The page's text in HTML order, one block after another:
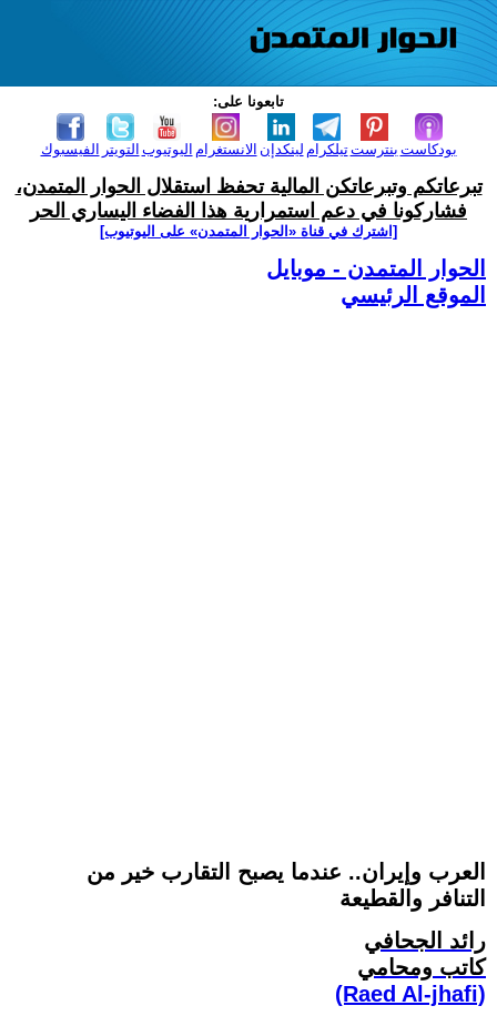
تابعونا على:
الفيسبوك التويتر اليوتيوب الانستغرام لينكدإن تيلكرامبنترست بودكاست
تبرعاتكم وتبرعاتكن المالية تحفظ استقلال الحوار المتمدن،
فشاركونا في دعم استمرارية هذا الفضاء اليساري الحر
[اشترك في قناة ‫«الحوار المتمدن» على اليوتيوب]
الحوار المتمدن - موبايل
الموقع الرئيسي
العرب وإيران.. عندما يصبح التقارب خير من
التنافر والقطيعة
رائد الجحافي
كاتب ومحامي
(Raed Al-jhafi)